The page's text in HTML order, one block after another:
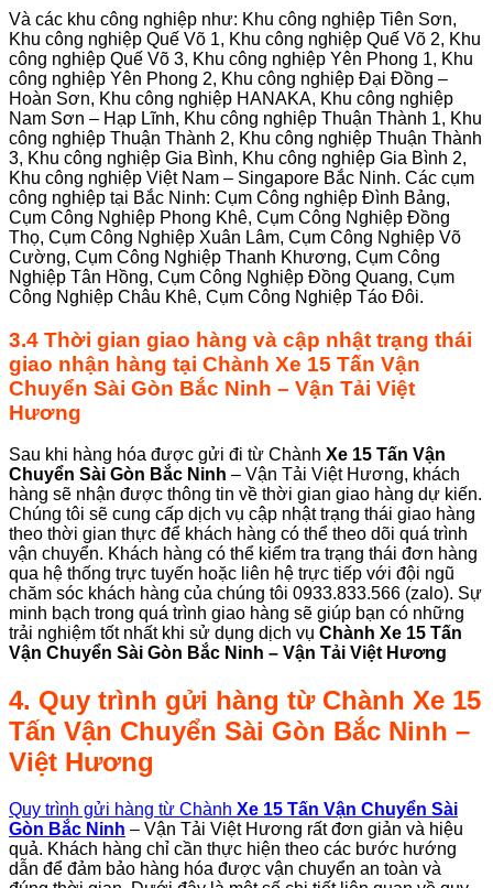
Và các khu công nghiệp như: Khu công nghiệp Tiên Sơn,
Khu công nghiệp Quế Võ 1, Khu công nghiệp Quế Võ 2, Khu
công nghiệp Quế Võ 3, Khu công nghiệp Yên Phong 1, Khu
công nghiệp Yên Phong 2, Khu công nghiệp Đại Đồng –
Hoàn Sơn, Khu công nghiệp HANAKA, Khu công nghiệp
Nam Sơn – Hạp Lĩnh, Khu công nghiệp Thuận Thành 1, Khu
công nghiệp Thuận Thành 2, Khu công nghiệp Thuận Thành
3, Khu công nghiệp Gia Bình, Khu công nghiệp Gia Bình 2,
Khu công nghiệp Việt Nam – Singapore Bắc Ninh. Các cụm
công nghiệp tại Bắc Ninh: Cụm Công nghiệp Đình Bảng,
Cụm Công Nghiệp Phong Khê, Cụm Công Nghiệp Đồng
Thọ, Cụm Công Nghiệp Xuân Lâm, Cụm Công Nghiệp Võ
Cường, Cụm Công Nghiệp Thanh Khương, Cụm Công
Nghiệp Tân Hồng, Cụm Công Nghiệp Đồng Quang, Cụm
Công Nghiệp Châu Khê, Cụm Công Nghiệp Táo Đôi.
3.4 Thời gian giao hàng và cập nhật trạng thái
giao nhận hàng tại Chành Xe 15 Tấn Vận
Chuyển Sài Gòn Bắc Ninh – Vận Tải Việt
Hương
Sau khi hàng hóa được gửi đi từ Chành Xe 15 Tấn Vận
Chuyển Sài Gòn Bắc Ninh – Vận Tải Việt Hương, khách
hàng sẽ nhận được thông tin về thời gian giao hàng dự kiến.
Chúng tôi sẽ cung cấp dịch vụ cập nhật trạng thái giao hàng
theo thời gian thực để khách hàng có thể theo dõi quá trình
vận chuyển. Khách hàng có thể kiểm tra trạng thái đơn hàng
qua hệ thống trực tuyến hoặc liên hệ trực tiếp với đội ngũ
chăm sóc khách hàng của chúng tôi 0933.833.566 (zalo). Sự
minh bạch trong quá trình giao hàng sẽ giúp bạn có những
trải nghiệm tốt nhất khi sử dụng dịch vụ Chành Xe 15 Tấn
Vận Chuyển Sài Gòn Bắc Ninh – Vận Tải Việt Hương
4. Quy trình gửi hàng từ Chành Xe 15
Tấn Vận Chuyển Sài Gòn Bắc Ninh –
Việt Hương
Quy trình gửi hàng từ Chành Xe 15 Tấn Vận Chuyển Sài
Gòn Bắc Ninh – Vận Tải Việt Hương rất đơn giản và hiệu
quả. Khách hàng chỉ cần thực hiện theo các bước hướng
dẫn để đảm bảo hàng hóa được vận chuyển an toàn và